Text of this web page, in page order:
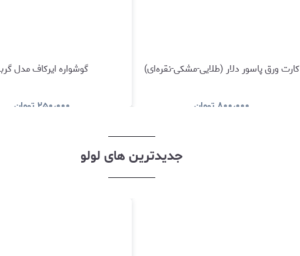
کارت ورق پاسور دلار (طلایی-مشکی-نقره‌ای)
۸۰۰٫۰۰۰ تومان
گوشواره ایرکاف مدل
۲۵۰٫۰۰۰ تومان
جدیدترین های لولو